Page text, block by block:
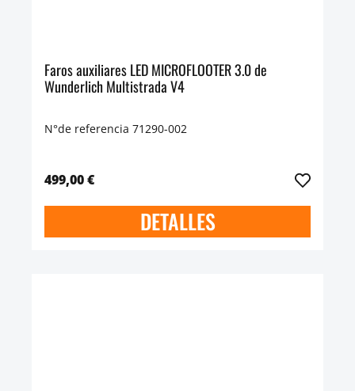
Faros auxiliares LED MICROFLOOTER 3.0 de
Wunderlich Multistrada V4
N°de referencia 71290-002
499,00 €
DETALLES